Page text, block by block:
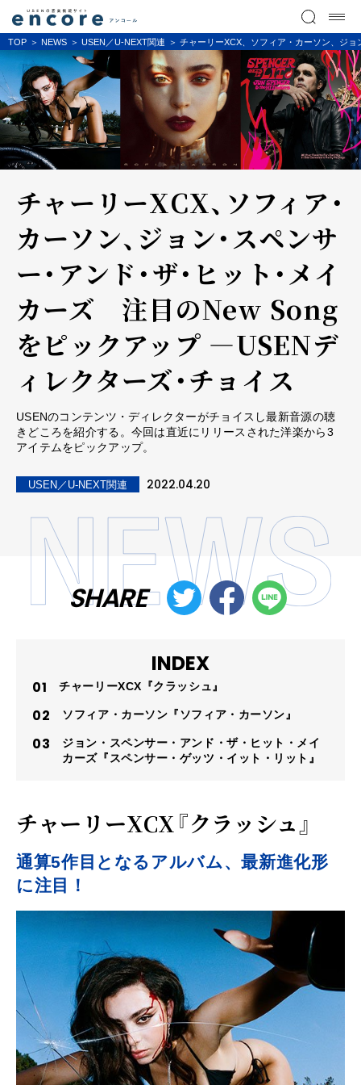
TOP NEWS USEN／U-NEXT関連 チャーリーXCX、ソフィア・カーソン、ジ
チャーリーXCX、ソフィア・
カーソン、ジョン・スペンサ
ー・アンド・ザ・ヒット・メイ
カーズ 注目のNew Song
をピックアップ ―USENデ
ィレクターズ・チョイス
USENのコンテンツ・ディレクターがチョイスし最新音源の聴
きどころを紹介する。今回は直近にリリースされた洋楽から3
アイテムをピックアップ。
USEN／U-NEXT関連 2022.04.20
SHARE
INDEX
チャーリーXCX『クラッシュ』
ソフィア・カーソン『ソフィア・カーソン』
ジョン・スペンサー・アンド・ザ・ヒット・メイ
カーズ『スペンサー・ゲッツ・イット・リット』
チャーリーXCX『クラッシュ』
通算5作目となるアルバム、最新進化形
に注目！